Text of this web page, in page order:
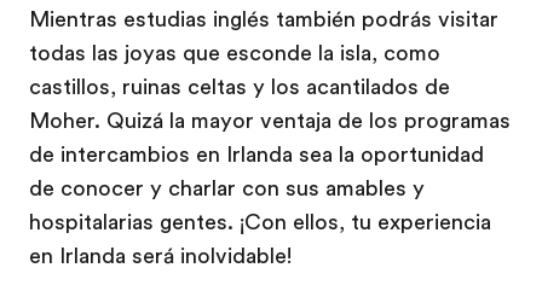
Mientras estudias inglés también podrás visitar
todas las joyas que esconde la isla, como
castillos, ruinas celtas y los acantilados de
Moher. Quizá la mayor ventaja de los programas
de intercambios en Irlanda sea la oportunidad
de conocer y charlar con sus amables y
hospitalarias gentes. ¡Con ellos, tu experiencia
en Irlanda será inolvidable!